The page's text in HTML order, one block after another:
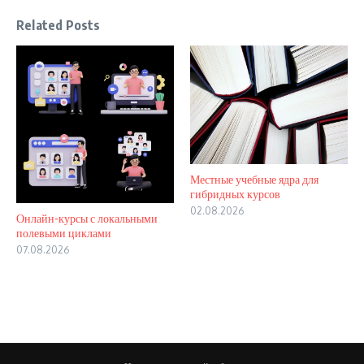
Related Posts
Онлайн-курсы с локальными
полевыми циклами
07.08.2026
Местные учебные ядра для
гибридных курсов
02.08.2026